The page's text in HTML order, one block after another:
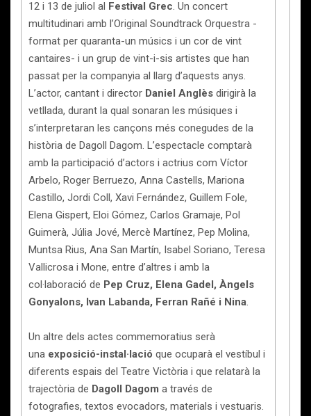
12 i 13 de juliol al Festival Grec. Un concert
multitudinari amb l’Original Soundtrack Orquestra -
format per quaranta-un músics i un cor de vint
cantaires- i un grup de vint-i-sis artistes que han
passat per la companyia al llarg d’aquests anys.
L’actor, cantant i director Daniel Anglès dirigirà la
vetllada, durant la qual sonaran les músiques i
s’interpretaran les cançons més conegudes de la
història de Dagoll Dagom. L’espectacle comptarà
amb la participació d’actors i actrius com Víctor
Arbelo, Roger Berruezo, Anna Castells, Mariona
Castillo, Jordi Coll, Xavi Fernández, Guillem Fole,
Elena Gispert, Eloi Gómez, Carlos Gramaje, Pol
Guimerà, Júlia Jové, Mercè Martínez, Pep Molina,
Muntsa Rius, Ana San Martín, Isabel Soriano, Teresa
Vallicrosa i Mone, entre d’altres i amb la
col·laboració de Pep Cruz, Elena Gadel, Àngels
Gonyalons, Ivan Labanda, Ferran Rañé i Nina.
Un altre dels actes commemoratius serà
una exposició-instal·lació que ocuparà el vestíbul i
diferents espais del Teatre Victòria i que relatarà la
trajectòria de Dagoll Dagom a través de
fotografies, textos evocadors, materials i vestuaris.